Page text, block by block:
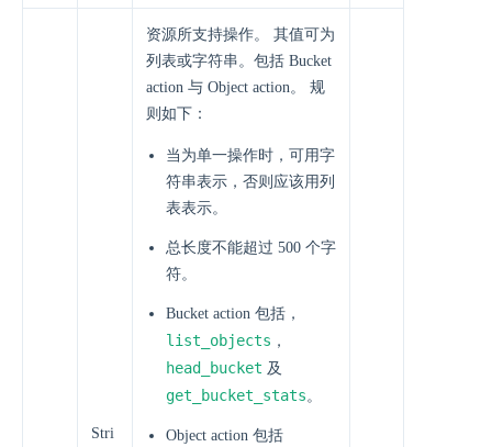
Stri
资源所支持操作。 其值可为
列表或字符串。包括 Bucket
action 与 Object action。 规
则如下：
当为单一操作时，可用字
符串表示，否则应该用列
表表示。
总长度不能超过 500 个字
符。
Bucket action 包括，
list_objects ，
head_bucket 及
get_bucket_stats 。
Object action 包括